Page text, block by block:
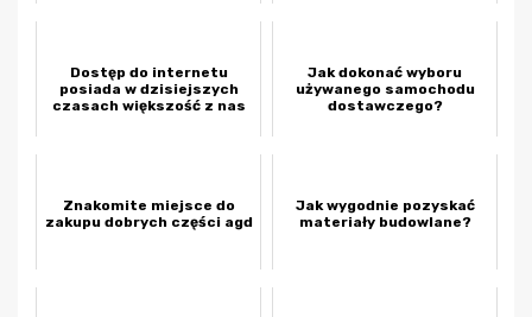
Dostęp do internetu
posiada w dzisiejszych
czasach większość z nas
Jak dokonać wyboru
używanego samochodu
dostawczego?
Znakomite miejsce do
zakupu dobrych części agd
Jak wygodnie pozyskać
materiały budowlane?